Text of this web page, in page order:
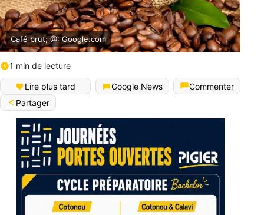
Café brut; @: Google.com
1 min de lecture
Lire plus tard Google News
Commenter
Partager